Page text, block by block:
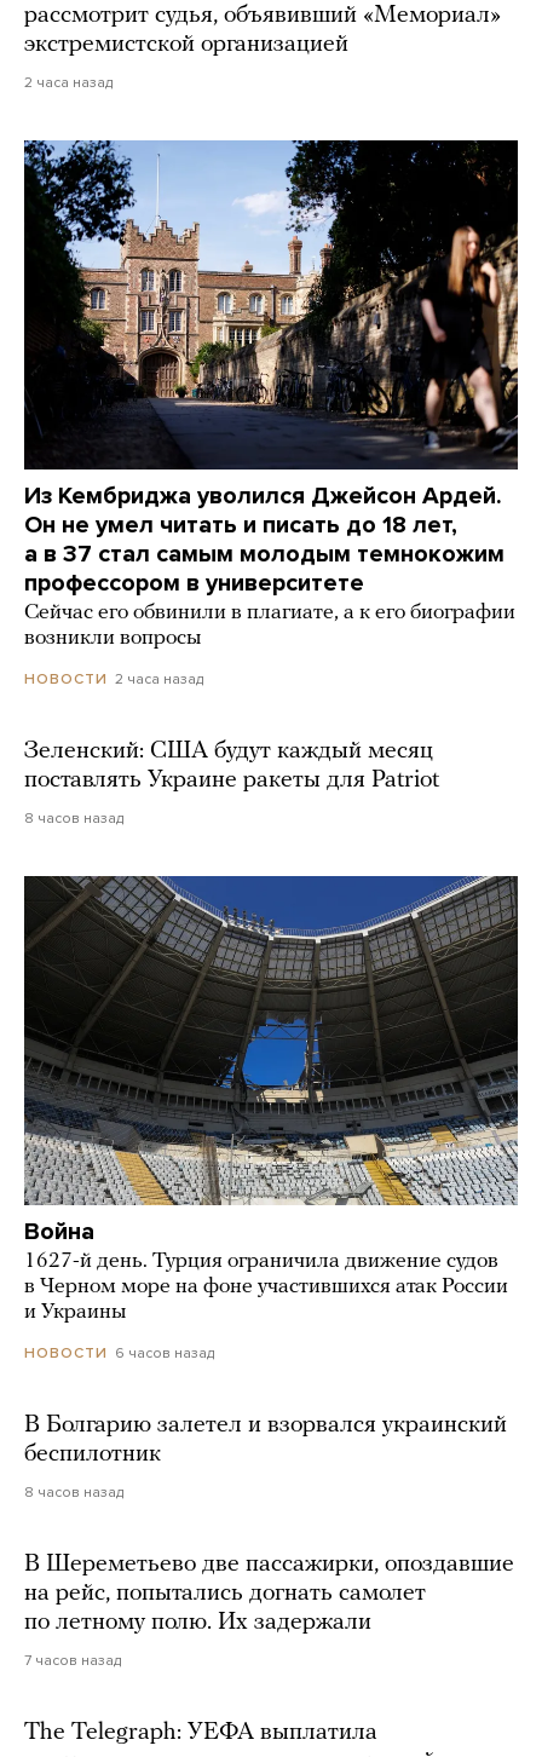
рассмотрит судья, объявивший «Мемориал»
экстремистской организацией
2 часа назад
Из Кембриджа уволился Джейсон Ардей.
Он не умел читать и писать до 18 лет,
а в 37 стал самым молодым темнокожим
профессором в университете
Сейчас его обвинили в плагиате, а к его биографии
возникли вопросы
НОВОСТИ 2 часа назад
Зеленский: США будут каждый месяц
поставлять Украине ракеты для Patriot
8 часов назад
Война
1627-й день. Турция ограничила движение судов
в Черном море на фоне участившихся атак России
и Украины
НОВОСТИ 6 часов назад
В Болгарию залетел и взорвался украинский
беспилотник
8 часов назад
В Шереметьево две пассажирки, опоздавшие
на рейс, попытались догнать самолет
по летному полю. Их задержали
7 часов назад
The Telegraph: УЕФА выплатила